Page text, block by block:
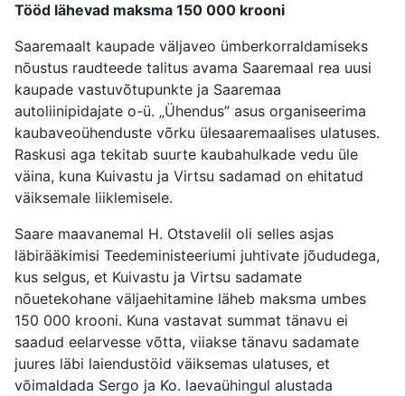
Tööd lähevad maksma 150 000 krooni
Saaremaalt kaupade väljaveo ümberkorraldamiseks
nõustus raudteede talitus avama Saaremaal rea uusi
kaupade vastuvõtupunkte ja Saaremaa
autoliinipidajate o-ü. „Ühendus” asus organiseerima
kaubaveoühenduste võrku ülesaaremaalises ulatuses.
Raskusi aga tekitab suurte kaubahulkade vedu üle
väina, kuna Kuivastu ja Virtsu sadamad on ehitatud
väiksemale liiklemisele.
Saare maavanemal H. Otstavelil oli selles asjas
läbirääkimisi Teedeministeeriumi juhtivate jõududega,
kus selgus, et Kuivastu ja Virtsu sadamate
nõuetekohane väljaehitamine läheb maksma umbes
150 000 krooni. Kuna vastavat summat tänavu ei
saadud eelarvesse võtta, viiakse tänavu sadamate
juures läbi laiendustöid väiksemas ulatuses, et
võimaldada Sergo ja Ko. laevaühingul alustada